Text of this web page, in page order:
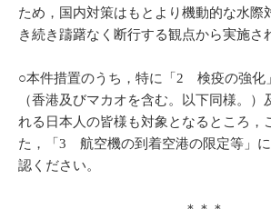
ため，国内対策はもとより機動的な水際
き続き躊躇なく断行する観点から実施さ
○本件措置のうち，特に「2 検疫の強化
（香港及びマカオを含む。以下同様。）
れる日本人の皆様も対象となるところ，
た，「3 航空機の到着空港の限定等」
認ください。